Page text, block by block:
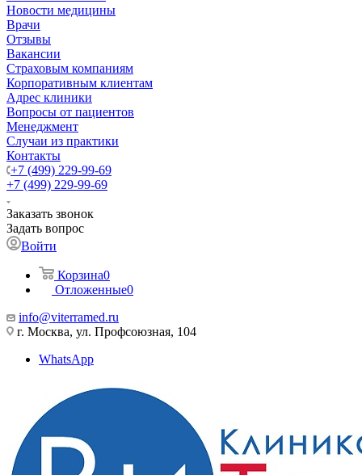
Новости медицины
Врачи
Отзывы
Вакансии
Страховым компаниям
Корпоративным клиентам
Адрес клиники
Вопросы от пациентов
Менеджмент
Случаи из практики
Контакты
+7 (499) 229-99-69
+7 (499) 229-99-69
Заказать звонок
Задать вопрос
Войти
Корзина0
Отложенные0
info@viterramed.ru
г. Москва, ул. Профсоюзная, 104
WhatsApp